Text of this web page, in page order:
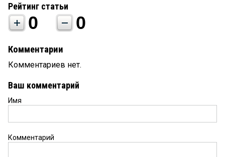
Рейтинг статьи
0 0
Комментарии
Комментариев нет.
Ваш комментарий
Имя
Комментарий